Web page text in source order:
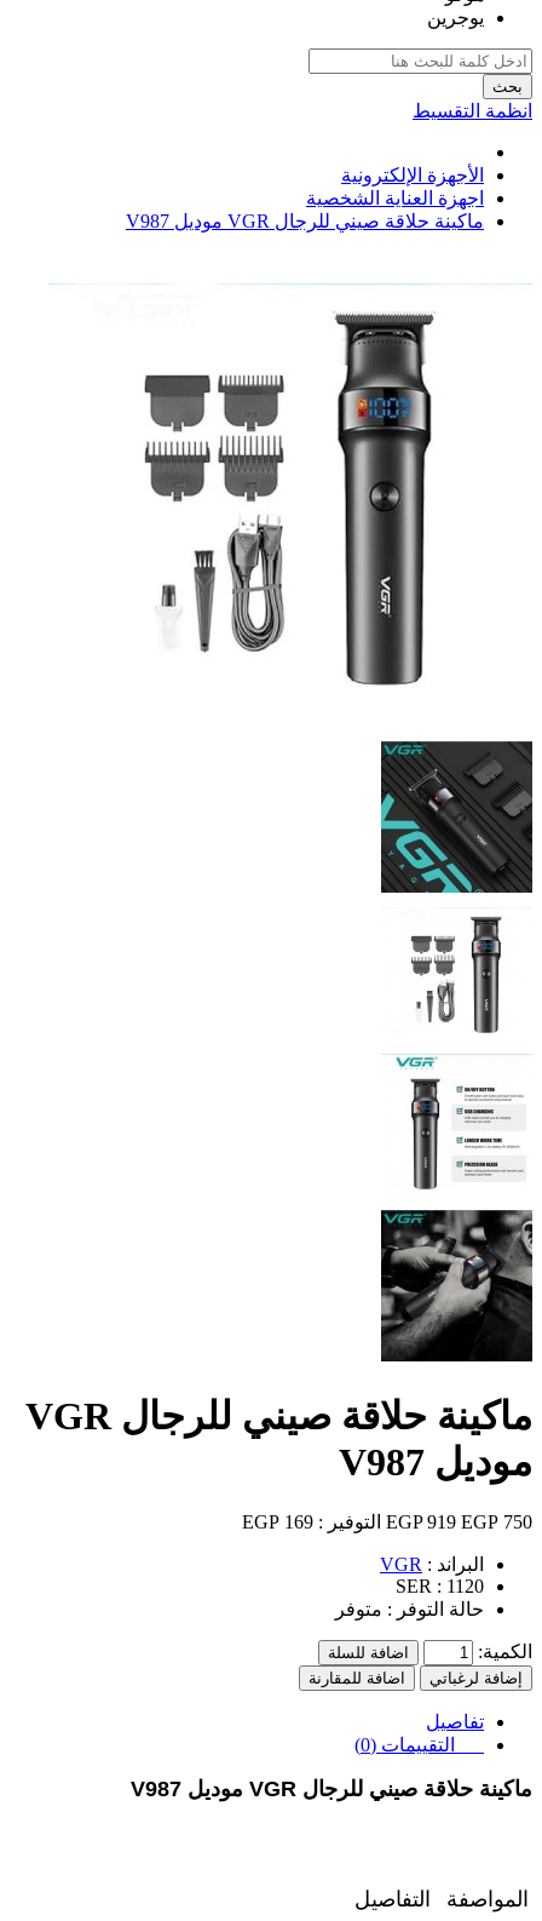
يوجرين
بحث
انظمة التقسيط
الأجهزة الإلكترونية
اجهزة العناية الشخصية
ماكينة حلاقة صيني للرجال VGR موديل V987
ماكينة حلاقة صيني للرجال VGR
موديل V987
750 EGP
919 EGP التوفير : 169 EGP
البراند : VGR
SER : 1120
حالة التوفر : متوفر
الكمية:
اضافة للسلة
إضافة لرغباتي
اضافة للمقارنة
تفاصيل
التقييمات (0)
ماكينة حلاقة صيني للرجال VGR موديل V987
المواصفة التفاصيل